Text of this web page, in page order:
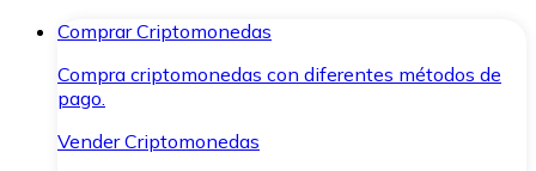
Comprar Criptomonedas
Compra criptomonedas con diferentes métodos de
pago.
Vender Criptomonedas